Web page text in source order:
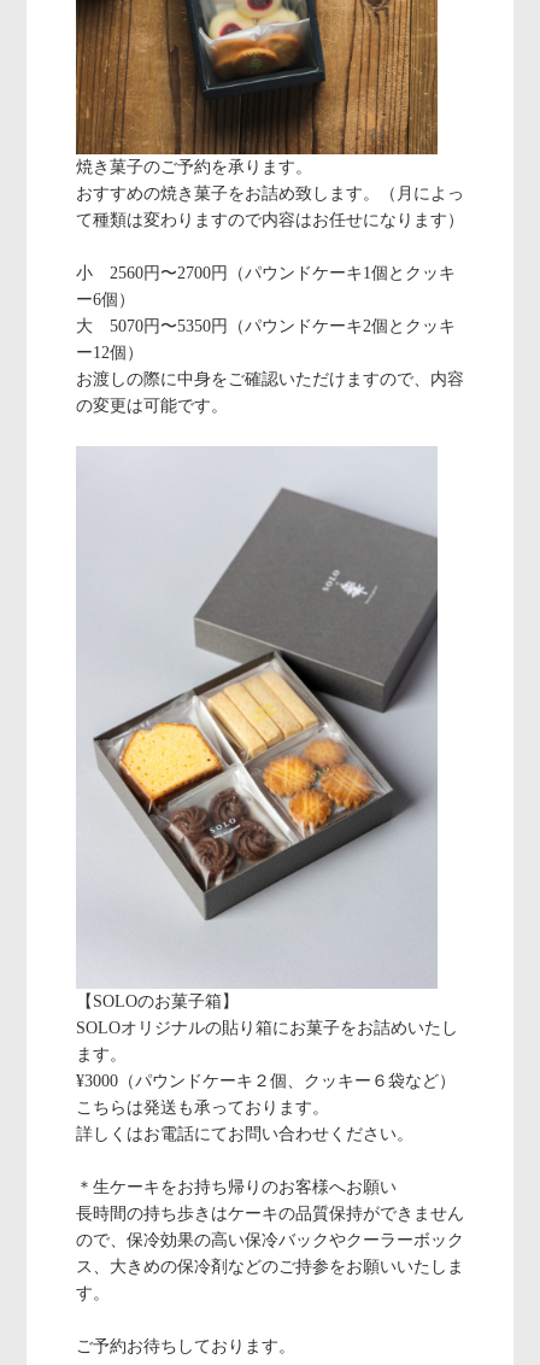
焼き菓子のご予約を承ります。
おすすめの焼き菓子をお詰め致します。（月によっ
て種類は変わりますので内容はお任せになります）
小 2560円〜2700円（パウンドケーキ1個とクッキ
ー6個）
大 5070円〜5350円（パウンドケーキ2個とクッキ
ー12個）
お渡しの際に中身をご確認いただけますので、内容
の変更は可能です。
【SOLOのお菓子箱】
SOLOオリジナルの貼り箱にお菓子をお詰めいたし
ます。
¥3000（パウンドケーキ２個、クッキー６袋など）
こちらは発送も承っております。
詳しくはお電話にてお問い合わせください。
＊生ケーキをお持ち帰りのお客様へお願い
長時間の持ち歩きはケーキの品質保持ができません
ので、保冷効果の高い保冷バックやクーラーボック
ス、大きめの保冷剤などのご持参をお願いいたしま
す。
ご予約お待ちしております。